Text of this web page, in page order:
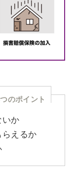
のポイント
いか
えるか